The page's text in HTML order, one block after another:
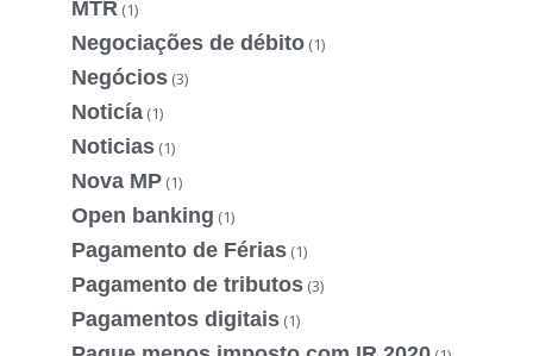
MTR (1)
Negociações de débito (1)
Negócios (3)
Noticía (1)
Noticias (1)
Nova MP (1)
Open banking (1)
Pagamento de Férias (1)
Pagamento de tributos (3)
Pagamentos digitais (1)